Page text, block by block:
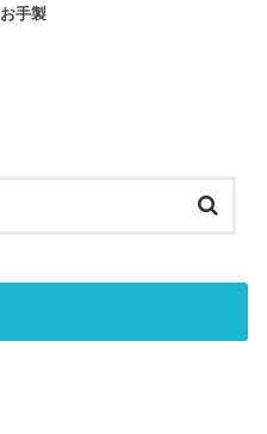
お手製